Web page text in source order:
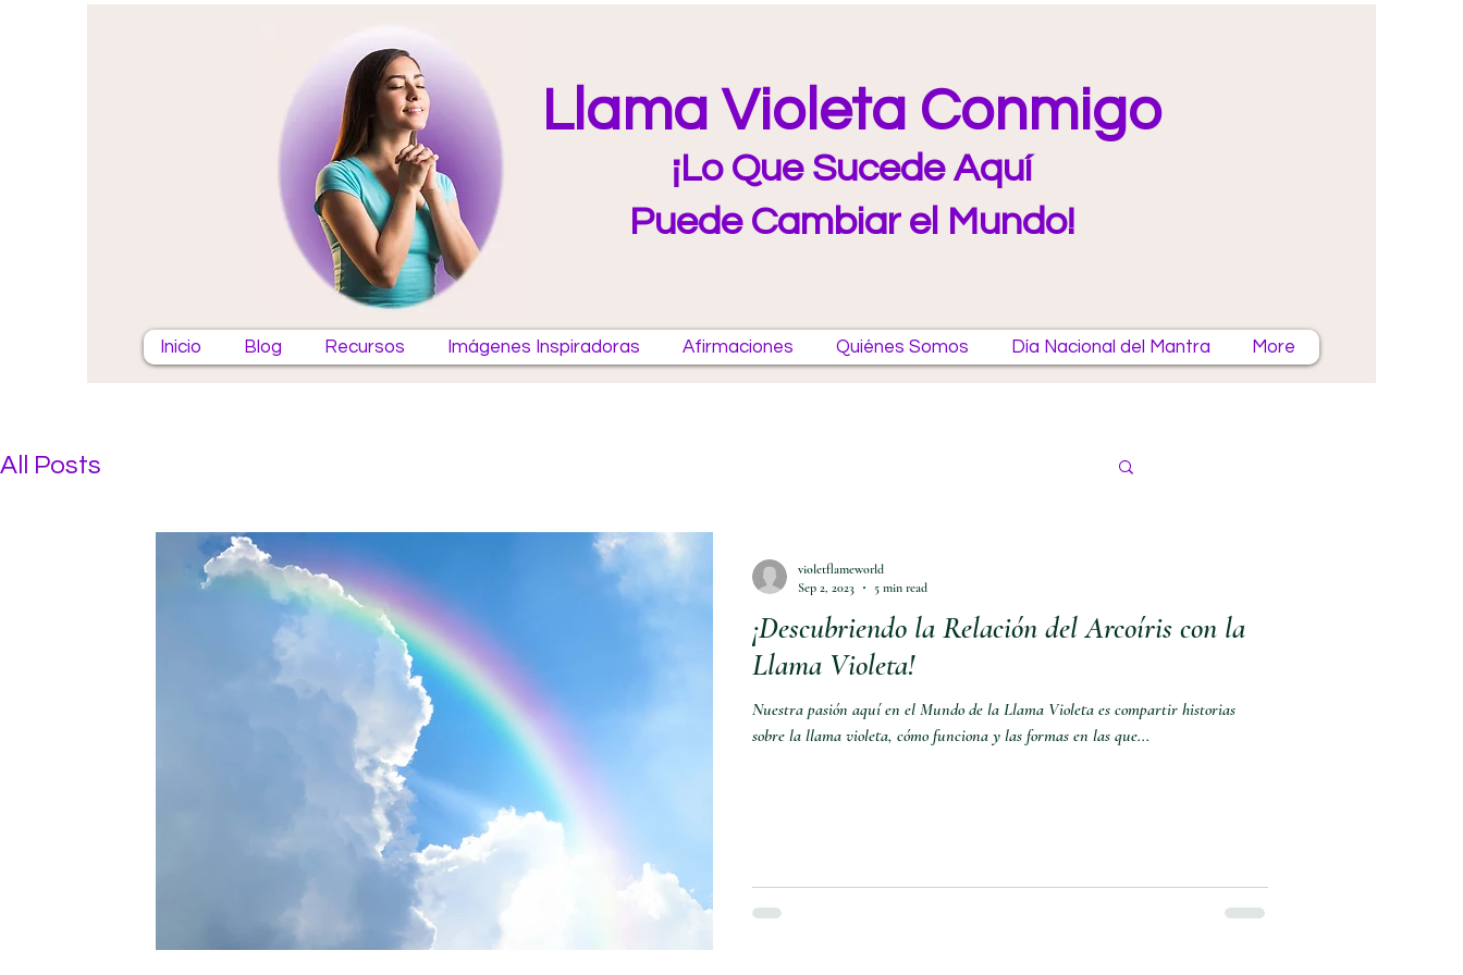
Llama Violeta Conmigo
¡Lo Que Sucede Aquí
Puede Cambiar el Mundo!
Inicio Blog Recursos Imágenes Inspiradoras Afirmaciones Quiénes Somos Día Nacional del Mantra More
All Posts
¡Descubriendo la Relación del Arcoíris con la
Llama Violeta!
Nuestra pasión aquí en el Mundo de la Llama Violeta es compartir historias
sobre la llama violeta, cómo funciona y las formas en las que...
violetflameworld
Sep 2, 2023
5 min read